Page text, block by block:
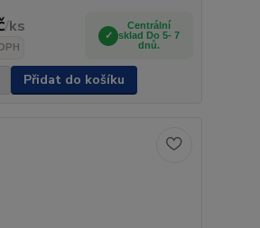
/ks
Centrální
sklad Do 5- 7
dnů.
Přidat do košíku